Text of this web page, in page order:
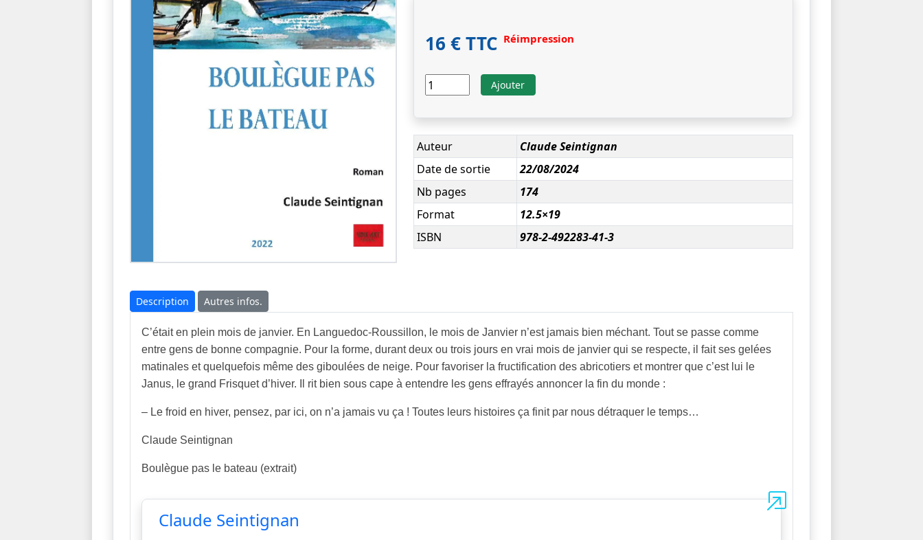
16 € TTC Réimpression
Ajouter
Auteur
Claude Seintignan
Date de sortie
22/08/2024
Nb pages
174
Format
12.5×19
ISBN
978-2-492283-41-3
Description Autres infos.
C’était en plein mois de janvier. En Languedoc-Roussillon, le mois de Janvier n’est jamais bien méchant. Tout se passe comme
entre gens de bonne compagnie. Pour la forme, durant deux ou trois jours en vrai mois de janvier qui se respecte, il fait ses gelées
matinales et quelquefois même des giboulées de neige. Pour favoriser la fructification des abricotiers et montrer que c’est lui le
Janus, le grand Frisquet d’hiver. Il rit bien sous cape à entendre les gens effrayés annoncer la fin du monde :
– Le froid en hiver, pensez, par ici, on n’a jamais vu ça ! Toutes leurs histoires ça finit par nous détraquer le temps…
Claude Seintignan
Boulègue pas le bateau (extrait)
Claude Seintignan